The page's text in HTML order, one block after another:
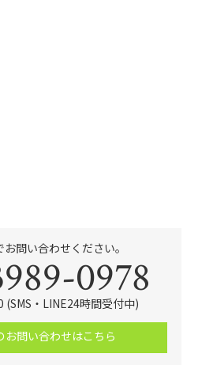
問い合わせください。
0978
(SMS・LINE24時間受付中)
お問い合わせはこちら